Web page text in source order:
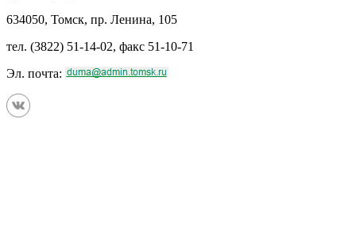
634050, Томск, пр. Ленина, 105
тел. (3822) 51-14-02, факс 51-10-71
Эл. почта: